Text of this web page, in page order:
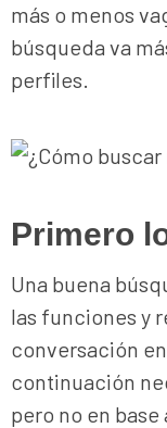
más o menos
búsqueda va
perfiles.
Primero
Una buena
las funciones y
conversación
continuación
pero no en